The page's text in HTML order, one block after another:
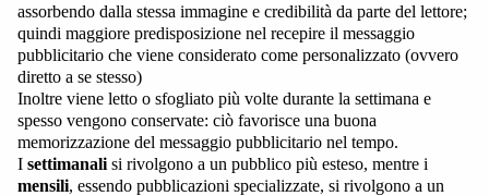
assorbendo dalla stessa immagine e credibilità da parte del lettore;
quindi maggiore predisposizione nel recepire il messaggio
pubblicitario che viene considerato come personalizzato (ovvero
diretto a se stesso)
Inoltre viene letto o sfogliato più volte durante la settimana e
spesso vengono conservate: ciò favorisce una buona
memorizzazione del messaggio pubblicitario nel tempo.
I settimanali si rivolgono a un pubblico più esteso, mentre i
mensili, essendo pubblicazioni specializzate, si rivolgono a un